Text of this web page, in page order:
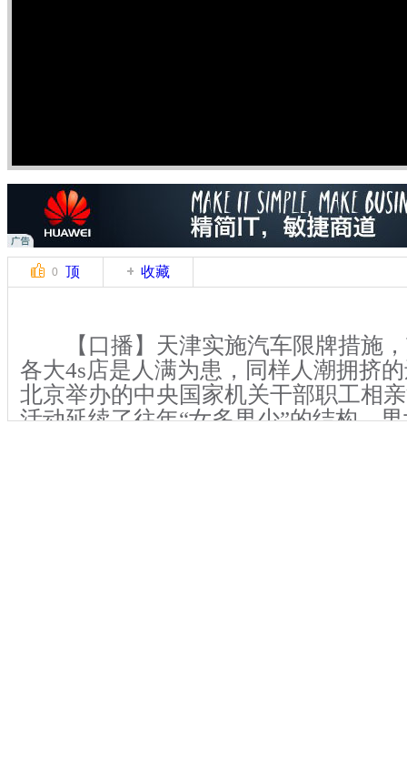
0 顶 收藏
【口播】天津实施汽车限牌措施，
各大4s店是人满为患，同样人潮拥挤
北京举办的中央国家机关干部职工相
活动延续了往年“女多男少”的结构，